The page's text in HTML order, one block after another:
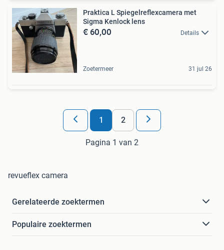
Praktica L Spiegelreflexcamera met
Sigma Kenlock lens
€ 60,00 Details
Zoetermeer 31 jul 26
1 2
Pagina 1 van 2
revueflex camera
Gerelateerde zoektermen
Populaire zoektermen